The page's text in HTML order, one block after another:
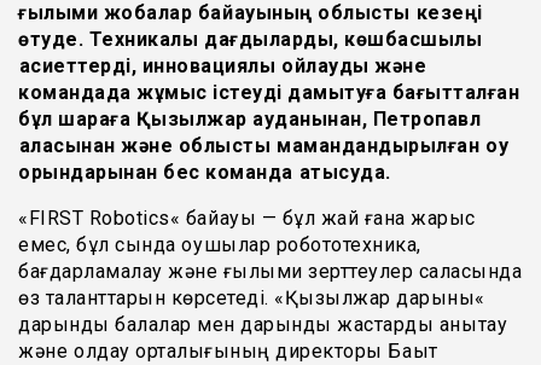
ғылыми жобалар байқауының облыстық кезеңі
өтуде. Техникалық дағдыларды, көшбасшылық
қасиеттерді, инновациялық ойлауды және
командада жұмыс істеуді дамытуға бағытталған
бұл шараға Қызылжар ауданынан, Петропавл
қаласынан және облыстық мамандандырылған оқу
орындарынан бес команда қатысуда.
« FIRST Robotics« байқауы — бұл жай ғана жарыс
емес, бұл сында оқушылар робототехника,
бағдарламалау және ғылыми зерттеулер саласында
өз таланттарын көрсетеді. «Қызылжар дарыны«
дарынды балалар мен дарынды жастарды анықтау
және қолдау орталығының директоры Бақыт